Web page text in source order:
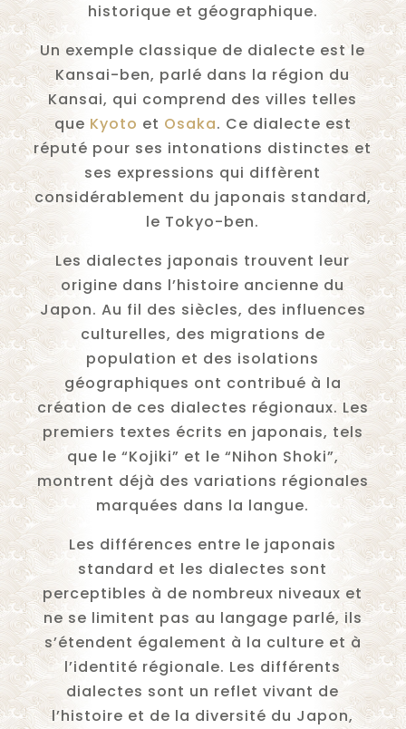
historique et géographique.
Un exemple classique de dialecte est le
Kansai-ben, parlé dans la région du
Kansai, qui comprend des villes telles
que Kyoto et Osaka. Ce dialecte est
réputé pour ses intonations distinctes et
ses expressions qui diffèrent
considérablement du japonais standard,
le Tokyo-ben.
Les dialectes japonais trouvent leur
origine dans l’histoire ancienne du
Japon. Au fil des siècles, des influences
culturelles, des migrations de
population et des isolations
géographiques ont contribué à la
création de ces dialectes régionaux. Les
premiers textes écrits en japonais, tels
que le “Kojiki” et le “Nihon Shoki”,
montrent déjà des variations régionales
marquées dans la langue.
Les différences entre le japonais
standard et les dialectes sont
perceptibles à de nombreux niveaux et
ne se limitent pas au langage parlé, ils
s’étendent également à la culture et à
l’identité régionale. Les différents
dialectes sont un reflet vivant de
l’histoire et de la diversité du Japon,